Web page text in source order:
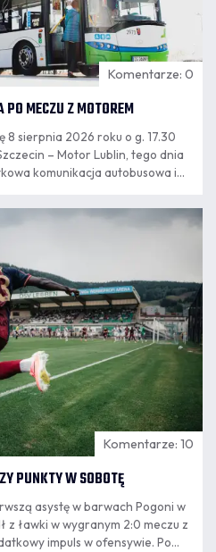
Komentarze: 0
MECZU Z MOTOREM
8 sierpnia 2026 roku o g. 17.30
– Motor Lublin, tego dnia
komunikacja autobusowa i
Komentarze: 10
PUNKTY W SOBOTĘ
asystę w barwach Pogoni w
z ławki w wygranym 2:0 meczu z
impuls w ofensywie. Po